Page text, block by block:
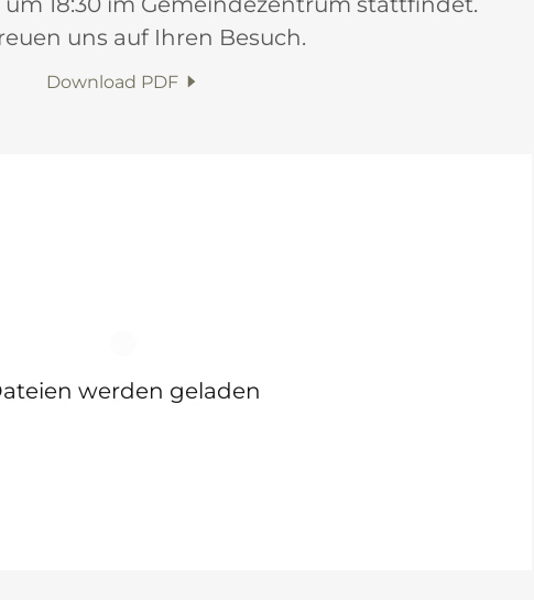
uns auf Ihren Besuch.
Download PDF
werden geladen